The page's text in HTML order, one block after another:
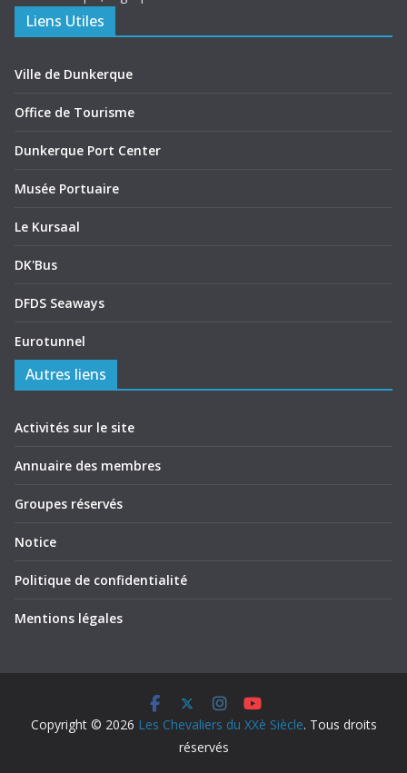
Liens Utiles
Ville de Dunkerque
Office de Tourisme
Dunkerque Port Center
Musée Portuaire
Le Kursaal
DK'Bus
DFDS Seaways
Eurotunnel
Autres liens
Activités sur le site
Annuaire des membres
Groupes réservés
Notice
Politique de confidentialité
Mentions légales
Copyright © 2026 Les Chevaliers du XXè Siècle. Tous droits
réservés